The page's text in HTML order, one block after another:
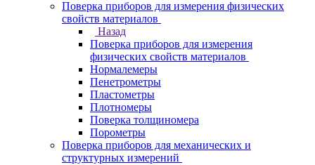
Поверка приборов для измерения физических
свойств материалов
Назад
Поверка приборов для измерения
физических свойств материалов
Нормалемеры
Пенетрометры
Пластометры
Плотномеры
Поверка толщиномера
Порометры
Поверка приборов для механических и
структурных измерений